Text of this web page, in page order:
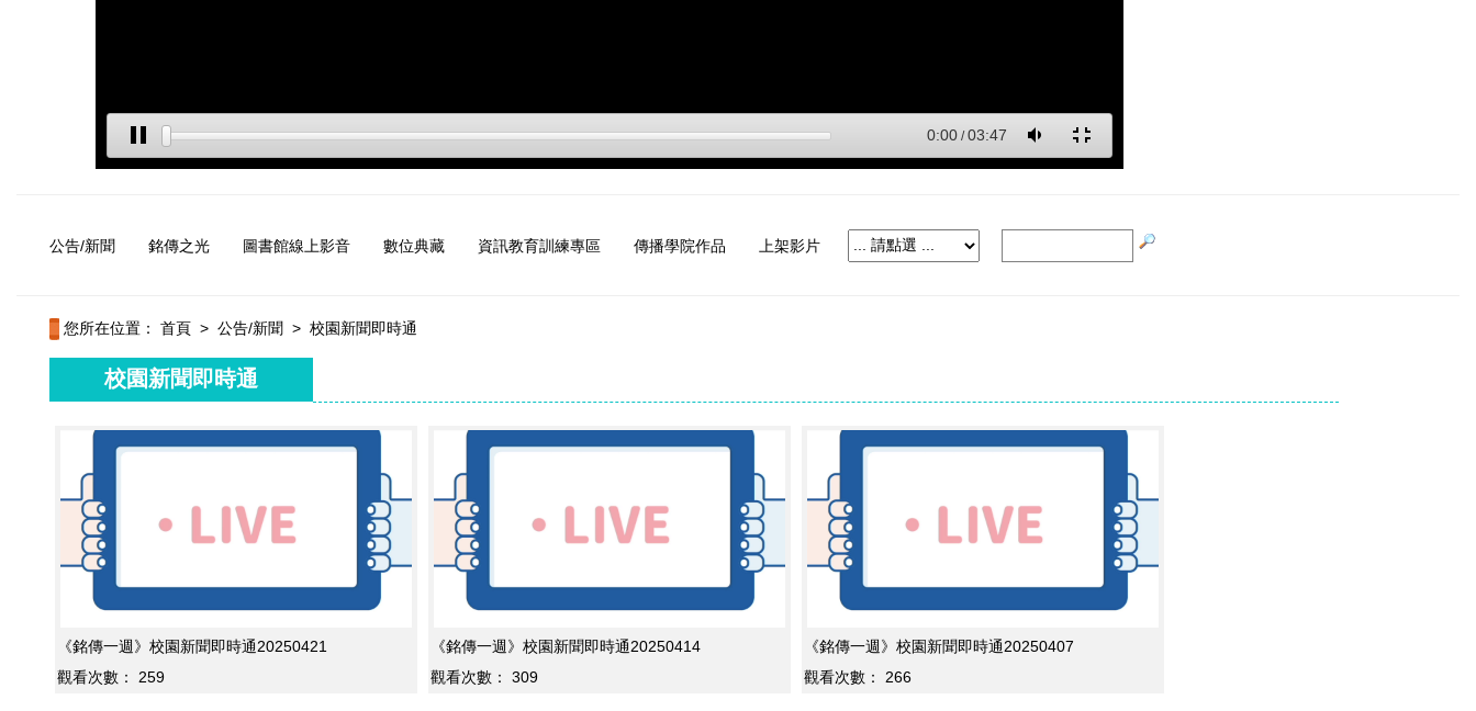
公告/新聞 銘傳之光 圖書館線上影音 數位典藏 資訊教育訓練專區 傳播學院作品 上架影片
您所在位置： 首頁 > 公告/新聞 > 校園新聞即時通
校園新聞即時通
《銘傳一週》校園新聞即時通20250421
觀看次數：
259
《銘傳一週》校園新聞即時通20250414
觀看次數：
309
《銘傳一週》校園新聞即時通20250407
觀看次數：
266